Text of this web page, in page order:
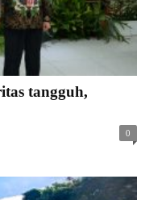
tangguh,
0